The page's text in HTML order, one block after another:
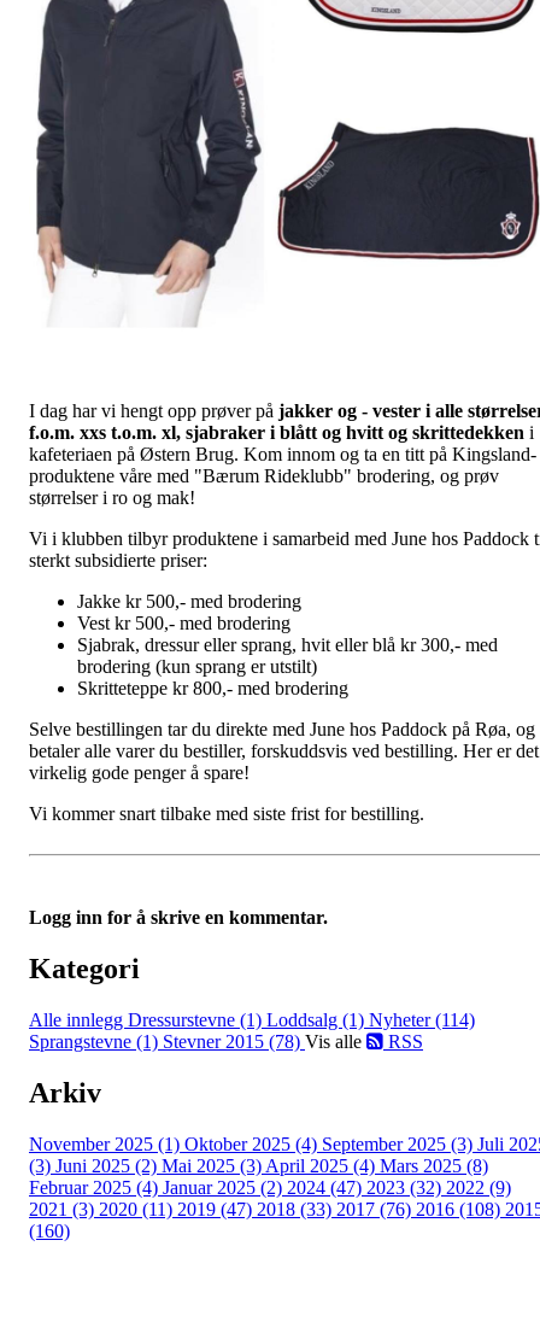
I dag har vi hengt opp prøver på jakker og - vester i alle
f.o.m. xxs t.o.m. xl, sjabraker i blått og hvitt og skrittedekken i
kafeteriaen på Østern Brug. Kom innom og ta en titt på Kingsland-
produktene våre med "Bærum Rideklubb" brodering, og prøv
størrelser i ro og mak!
Vi i klubben tilbyr produktene i samarbeid med June hos Paddock
sterkt subsidierte priser:
Jakke kr 500,- med brodering
Vest kr 500,- med brodering
Sjabrak, dressur eller sprang, hvit eller blå kr 300,- med
brodering (kun sprang er utstilt)
Skritteteppe kr 800,- med brodering
Selve bestillingen tar du direkte med June hos Paddock på Røa, og
betaler alle varer du bestiller, forskuddsvis ved bestilling. Her er det
virkelig gode penger å spare!
Vi kommer snart tilbake med siste frist for bestilling.
Logg inn for å skrive en kommentar.
Kategori
Alle innlegg Dressurstevne (1) Loddsalg (1) Nyheter (114)
Sprangstevne (1) Stevner 2015 (78) Vis alle RSS
Arkiv
November 2025 (1) Oktober 2025 (4) September 2025 (3) Juli
(3) Juni 2025 (2) Mai 2025 (3) April 2025 (4) Mars 2025 (8)
Februar 2025 (4) Januar 2025 (2) 2024 (47) 2023 (32) 2022 (9)
2021 (3) 2020 (11) 2019 (47) 2018 (33) 2017 (76) 2016 (108)
(160)